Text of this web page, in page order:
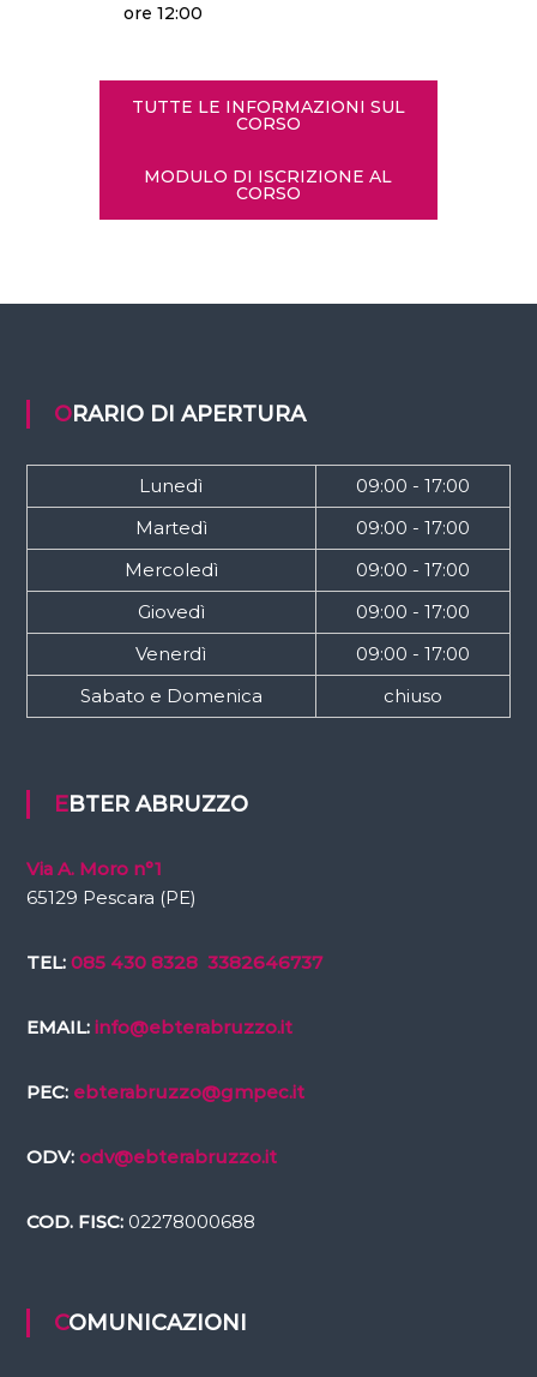
ore 12:00
TUTTE LE INFORMAZIONI SUL
CORSO
MODULO DI ISCRIZIONE AL
CORSO
ORARIO DI APERTURA
Lunedì
09:00 - 17:00
Martedì
09:00 - 17:00
Mercoledì
09:00 - 17:00
Giovedì
09:00 - 17:00
Venerdì
09:00 - 17:00
Sabato e Domenica
chiuso
EBTER ABRUZZO
Via A. Moro n°1
65129 Pescara (PE)
TEL: 085 430 8328 3382646737
EMAIL: info@ebterabruzzo.it
PEC: ebterabruzzo@gmpec.it
ODV: odv@ebterabruzzo.it
COD. FISC:02278000688
COMUNICAZIONI